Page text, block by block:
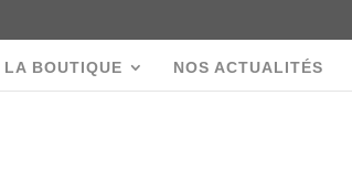
LA BOUTIQUE NOS ACTUALITÉS